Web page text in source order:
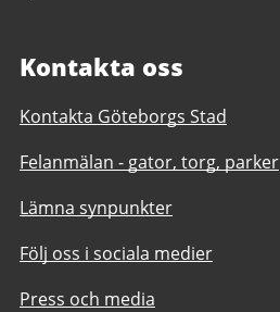
Kontakta oss
Kontakta Göteborgs Stad
Felanmälan - gator, torg, parker
Lämna synpunkter
Följ oss i sociala medier
Press och media